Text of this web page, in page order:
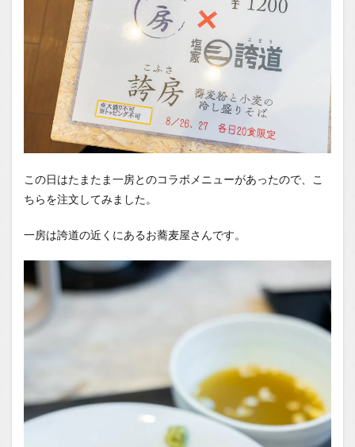
この日はたまたま一房とのコラボメニューがあったので、こ
ちらを注文してみました。
一房は誇道の近くにあるお蕎麦屋さんです。